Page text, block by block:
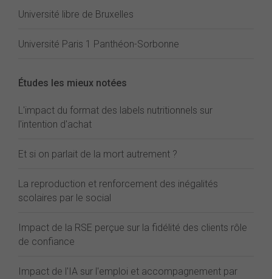
Université libre de Bruxelles
Université Paris 1 Panthéon-Sorbonne
Études les mieux notées
L'impact du format des labels nutritionnels sur
l'intention d'achat
Et si on parlait de la mort autrement ?
La reproduction et renforcement des inégalités
scolaires par le social
Impact de la RSE perçue sur la fidélité des clients rôle
de confiance
Impact de l'IA sur l'emploi et accompagnement par